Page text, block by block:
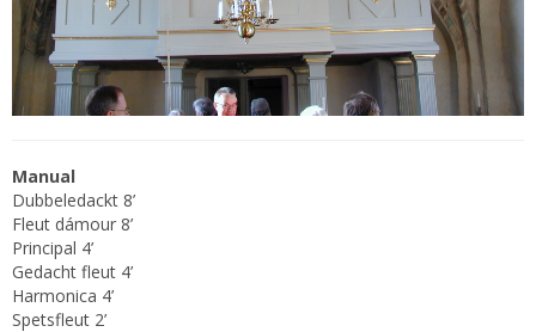
Manual
Dubbeledackt 8’
Fleut dámour 8’
Principal 4’
Gedacht fleut 4’
Harmonica 4’
Spetsfleut 2’